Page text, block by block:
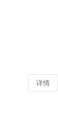
详情